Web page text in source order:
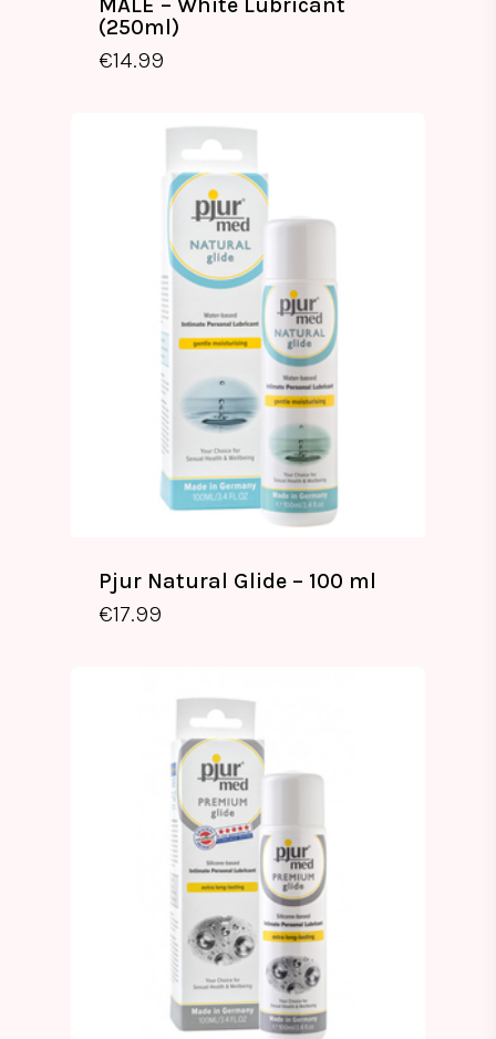
MALE – White Lubricant
(250ml)
€14.99
Pjur Natural Glide – 100 ml
€17.99
€17.99